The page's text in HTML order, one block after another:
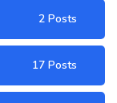
2 Posts
17 Posts